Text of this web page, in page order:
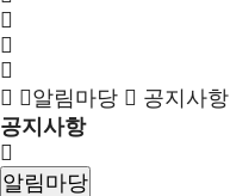
알림마당
공지사항
공지사항
알림마당